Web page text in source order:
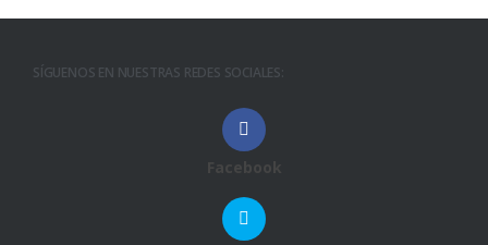
SÍGUENOS EN NUESTRAS REDES SOCIALES:
Facebook